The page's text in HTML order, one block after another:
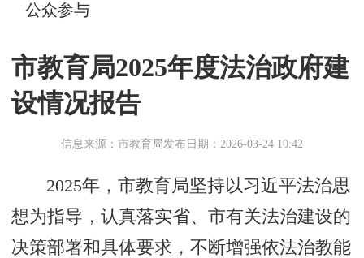
公众参与
市教育局2025年度法治政府建
设情况报告
信息来源：市教育局发布日期：2026-03-24 10:42
2025年，市教育局坚持以习近平法治思
想为指导，认真落实省、市有关法治建设的
决策部署和具体要求，不断增强依法治教能